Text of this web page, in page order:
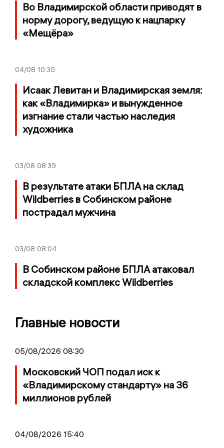
Во Владимирской области приводят в
норму дорогу, ведущую к нацпарку
«Мещёра»
04/08 10:30
Исаак Левитан и Владимирская земля:
как «Владимирка» и вынужденное
изгнание стали частью наследия
художника
03/08 08:39
В результате атаки БПЛА на склад
Wildberries в Собинском районе
пострадал мужчина
03/08 08:04
В Собинском районе БПЛА атаковал
складской комплекс Wildberries
Главные новости
05/08/2026 08:30
Московский ЧОП подал иск к
«Владимирскому стандарту» на 36
миллионов рублей
04/08/2026 15:40